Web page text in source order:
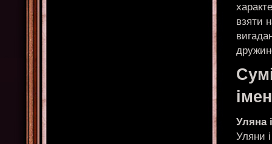
взяти
Уляна
Уляни